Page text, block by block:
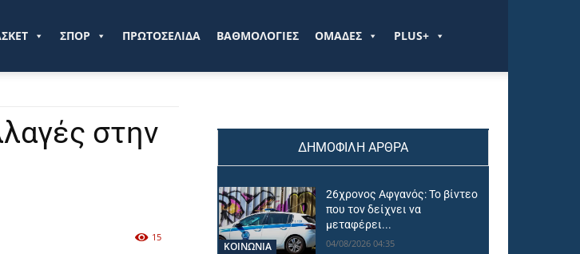
ΣΠΟΡ ΠΡΩΤΟΣΕΛΙΔΑ ΒΑΘΜΟΛΟΓΙΕΣ ΟΜΑΔΕΣ PLUS+
στην
15
ΔΗΜΟΦΙΛΗ ΑΡΘΡΑ
ΚΟΙΝΩΝΙΑ
26χρονος Αφγανός: Το βίντεο
που τον δείχνει να
μεταφέρει...
04/08/2026 04:35